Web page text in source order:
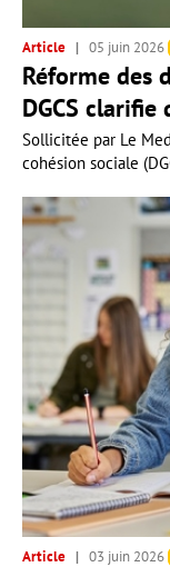
Article 05 juin 2026
Réforme des
DGCS
Sollicitée par Le
cohésion sociale
Article 03 juin 2026